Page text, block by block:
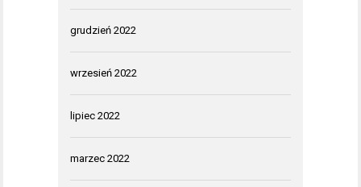
grudzień 2022
wrzesień 2022
lipiec 2022
marzec 2022